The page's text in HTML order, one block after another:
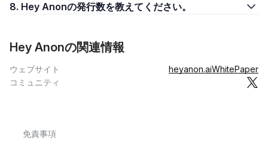
8. Hey Anonの発行数を教えてください。
Hey Anonの関連情報
ウェブサイト heyanon.aiWhitePaper
コミュニティ
免責事項